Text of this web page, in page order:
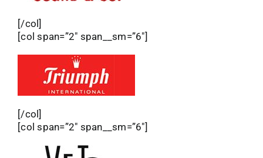
[/col]
[col span=”2″ span__sm=”6″]
[/col]
[col span=”2″ span__sm=”6″]